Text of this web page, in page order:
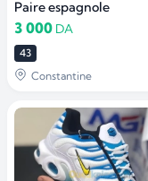
Paire espagnole
3 000 DA
43
Constantine